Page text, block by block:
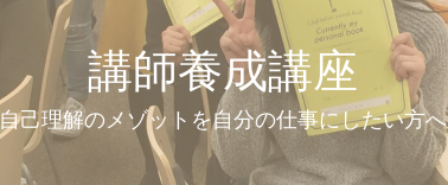
講師養成講座
自己理解のメゾットを自分の仕事にしたい方へ